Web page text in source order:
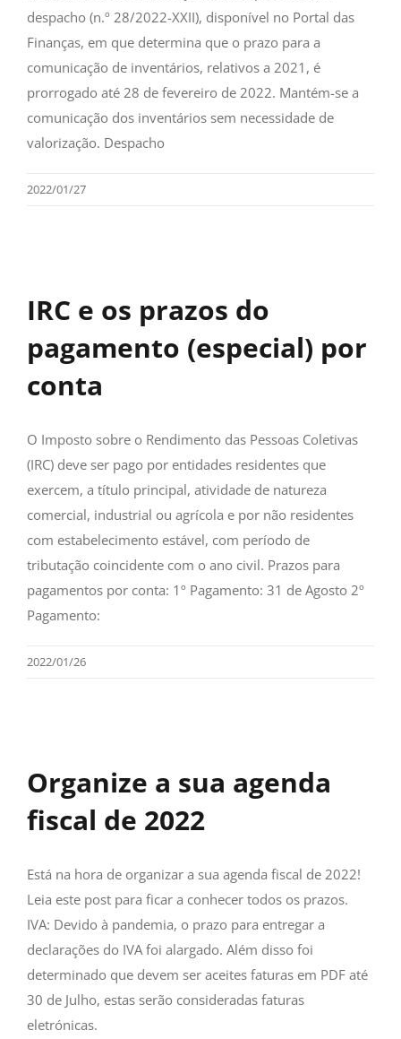
despacho (n.º 28/2022-XXII), disponível no Portal das
Finanças, em que determina que o prazo para a
comunicação de inventários, relativos a 2021, é
prorrogado até 28 de fevereiro de 2022. Mantém-se a
comunicação dos inventários sem necessidade de
valorização. Despacho
2022/01/27
IRC e os prazos do
pagamento (especial) por
conta
O Imposto sobre o Rendimento das Pessoas Coletivas
(IRC) deve ser pago por entidades residentes que
exercem, a título principal, atividade de natureza
comercial, industrial ou agrícola e por não residentes
com estabelecimento estável, com período de
tributação coincidente com o ano civil. Prazos para
pagamentos por conta: 1º Pagamento: 31 de Agosto 2º
Pagamento:
2022/01/26
Organize a sua agenda
fiscal de 2022
Está na hora de organizar a sua agenda fiscal de 2022!
Leia este post para ficar a conhecer todos os prazos.
IVA: Devido à pandemia, o prazo para entregar a
declarações do IVA foi alargado. Além disso foi
determinado que devem ser aceites faturas em PDF até
30 de Julho, estas serão consideradas faturas
eletrónicas.